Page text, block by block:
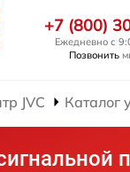
+7 (800)
Ежедневно с
Позвонить
JVC Каталог